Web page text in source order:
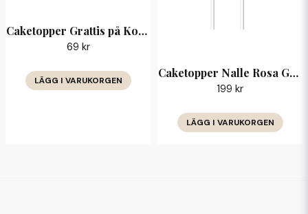
Caketopper Grattis på Konfirmationsdagen
69 kr
LÄGG I VARUKORGEN
Caketopper Nalle Rosa Grattis — barnkalas
199 kr
LÄGG I VARUKORGEN